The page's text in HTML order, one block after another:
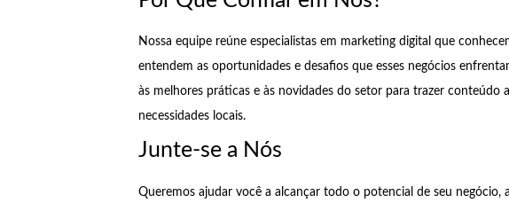
Nossa equipe reúne especialistas em marketing digital que
entendem as oportunidades e desafios que esses negócios
às melhores práticas e às novidades do setor para trazer conteúdo
necessidades locais.
Junte-se a Nós
Queremos ajudar você a alcançar todo o potencial de seu negócio,